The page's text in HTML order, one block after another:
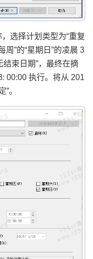
选择计划类型为“重复
周”的“星期日”的凌晨 3
结束日期”，最终在摘
00:00 执行。将从 201
。